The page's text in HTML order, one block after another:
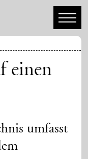
einen
umfasst